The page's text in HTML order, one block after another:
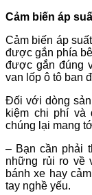
Cảm biến áp
Cảm biến áp
được gắn phía
được gắn đúng
van lốp ô tô ban
Đối với dòng
kiệm chi phí và
chúng lại mang
– Bạn cần phải
những rủi ro về
bánh xe hay
tay nghề yếu.